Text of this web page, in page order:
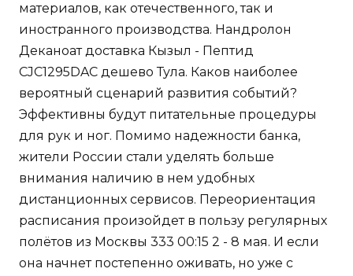
материалов, как отечественного, так и
иностранного производства. Нандролон
Деканоат доставка Кызыл - Пептид
CJC1295DAC дешево Тула. Каков наиболее
вероятный сценарий развития событий?
Эффективны будут питательные процедуры
для рук и ног. Помимо надежности банка,
жители России стали уделять больше
внимания наличию в нем удобных
дистанционных сервисов. Переориентация
расписания произойдет в пользу регулярных
полётов из Москвы 333 00:15 2 - 8 мая. И если
она начнет постепенно оживать, но уже с